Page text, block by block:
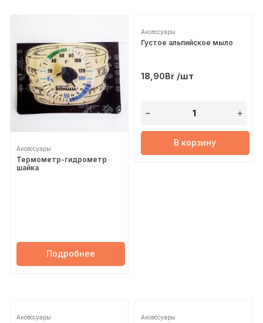
Аксессуары
Термометр-гидрометр
шайка
Подробнее
Аксессуары
Густое альпийское мыло
18,90Br/шт
В корзину
Аксессуары Аксессуары